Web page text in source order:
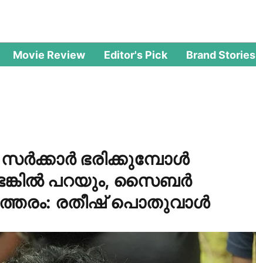
Movie Review Editor's Pick Brand Stories
ഭരിക്കുമ്പോള്‍
പറയും, സൈബര്‍
രതീഷ് പൊതുവാള്‍